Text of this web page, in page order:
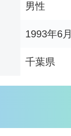
男性
1993年6
千葉県